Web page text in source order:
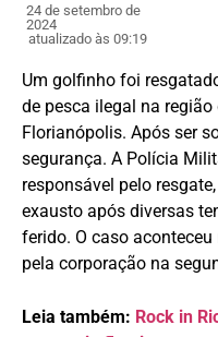
24 de setembro de
2024
atualizado às 09:19
Um golfinho foi
de pesca ilegal na
Florianópolis. Após ser
segurança. A Polícia
responsável pelo
exausto após diversas
ferido. O caso
pela corporação na
Leia também: Rock in